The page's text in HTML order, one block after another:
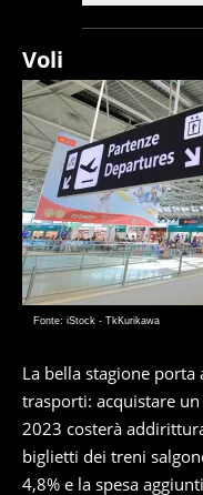
Voli
Fonte: iStock - TkKurikawa
La bella stagione
trasporti: acquistare un
2023 costerà
biglietti dei treni
4,8% e la spesa